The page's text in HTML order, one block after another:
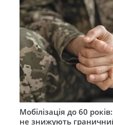
Мобілізація до 60
не знижують